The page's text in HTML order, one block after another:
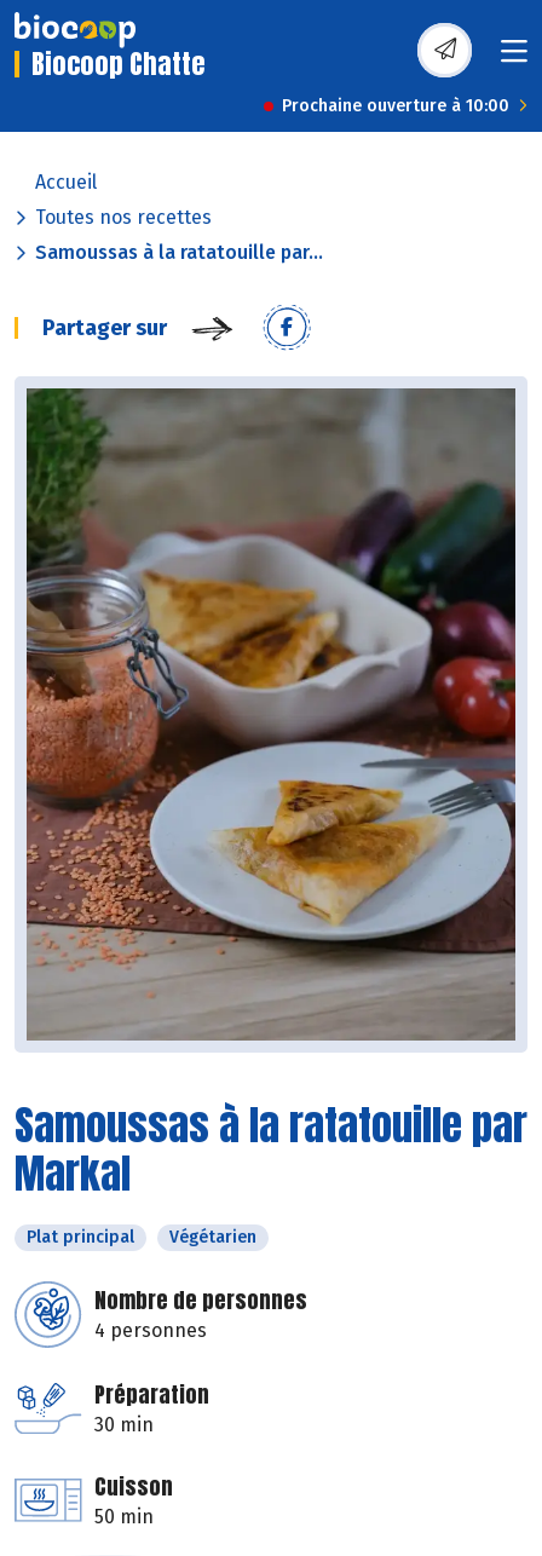
Biocoop Chatte
Prochaine ouverture à 10:00
Accueil
Toutes nos recettes
Samoussas à la ratatouille par...
Partager sur
Samoussas à la ratatouille par
Markal
Plat principal Végétarien
Nombre de personnes
4 personnes
Préparation
30 min
Cuisson
50 min